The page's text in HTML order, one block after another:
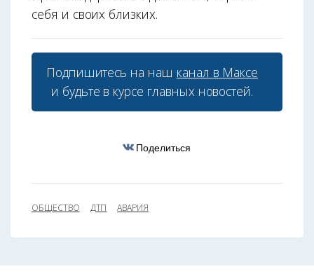
себя и своих близких.
Подпишитесь на наш канал в Максе
и будьте в курсе главных новостей.
Поделиться
ОБЩЕСТВО ДТП АВАРИЯ